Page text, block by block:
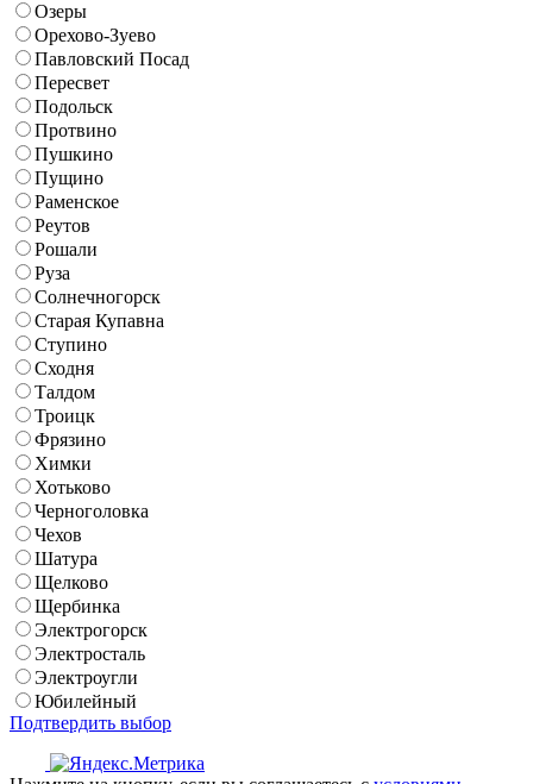
Озеры
Орехово-Зуево
Павловский Посад
Пересвет
Подольск
Протвино
Пушкино
Пущино
Раменское
Реутов
Рошали
Руза
Солнечногорск
Старая Купавна
Ступино
Сходня
Талдом
Троицк
Фрязино
Химки
Хотьково
Черноголовка
Чехов
Шатура
Щелково
Щербинка
Электрогорск
Электросталь
Электроугли
Юбилейный
Подтвердить выбор